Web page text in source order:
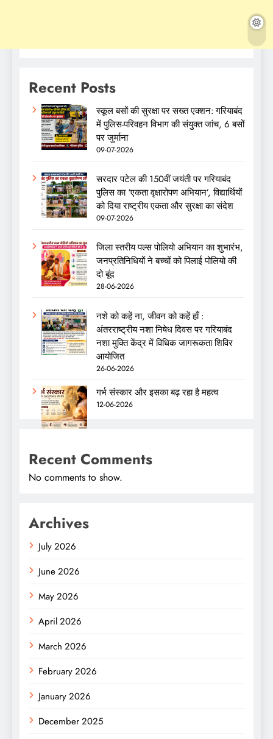
Recent Posts
स्कूल बसों की सुरक्षा पर सख्त एक्शन: गरियाबंद
में पुलिस-परिवहन विभाग की संयुक्त जांच, 6 बसों
पर जुर्माना
09-07-2026
सरदार पटेल की 150वीं जयंती पर गरियाबंद
पुलिस का ‘एकता वृक्षारोपण अभियान’, विद्यार्थियों
को दिया राष्ट्रीय एकता और सुरक्षा का संदेश
09-07-2026
जिला स्तरीय पल्स पोलियो अभियान का शुभारंभ,
जनप्रतिनिधियों ने बच्चों को पिलाई पोलियो की
दो बूंद
28-06-2026
नशे को कहें ना, जीवन को कहें हाँ :
अंतरराष्ट्रीय नशा निषेध दिवस पर गरियाबंद
नशा मुक्ति केंद्र में विधिक जागरूकता शिविर
आयोजित
26-06-2026
गर्भ संस्कार और इसका बढ़ रहा है महत्व
12-06-2026
Recent Comments
No comments to show.
Archives
July 2026
June 2026
May 2026
April 2026
March 2026
February 2026
January 2026
December 2025